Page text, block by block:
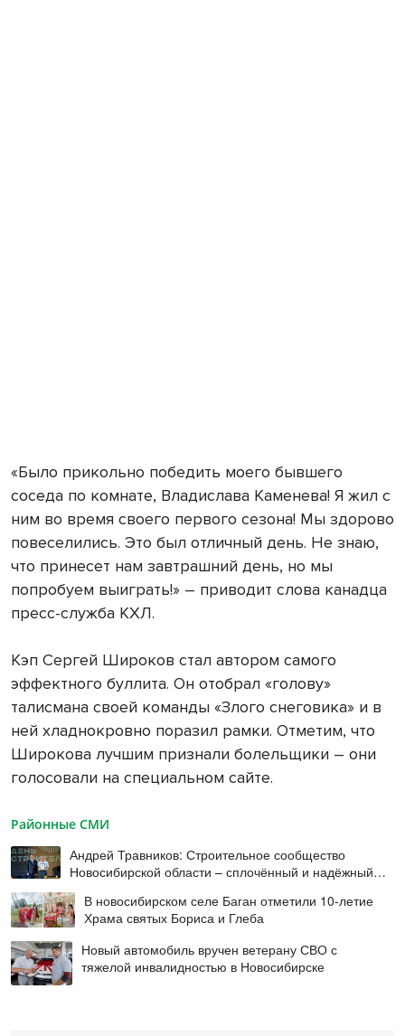
«Было прикольно победить моего бывшего
соседа по комнате, Владислава Каменева! Я жил с
ним во время своего первого сезона! Мы здорово
повеселились. Это был отличный день. Не знаю,
что принесет нам завтрашний день, но мы
попробуем выиграть!» – приводит слова канадца
пресс-служба КХЛ.
Кэп Сергей Широков стал автором самого
эффектного буллита. Он отобрал «голову»
талисмана своей команды «Злого снеговика» и в
ней хладнокровно поразил рамки. Отметим, что
Широкова лучшим признали болельщики – они
голосовали на специальном сайте.
Районные СМИ
Андрей Травников: Строительное сообщество
Новосибирской области – сплочённый и надёжный
коллектив
В новосибирском селе Баган отметили 10-летие
Храма святых Бориса и Глеба
Новый автомобиль вручен ветерану СВО с
тяжелой инвалидностью в Новосибирске